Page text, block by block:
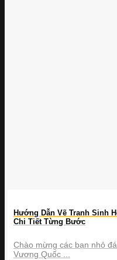
Hướng Dẫn Vẽ Tranh Sinh
Chi Tiết Từng Bước
Chào mừng các bạn nhỏ
Vương Quốc ...